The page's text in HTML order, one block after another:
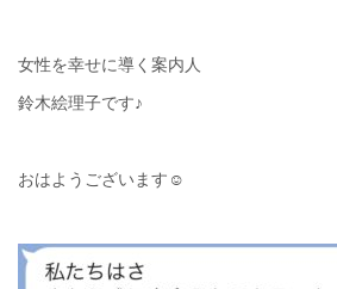
女性を幸せに導く案内人
鈴木絵理子です♪
おはようございます☺︎